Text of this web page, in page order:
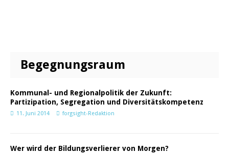
Begegnungsraum
Kommunal- und Regionalpolitik der Zukunft:
Partizipation, Segregation und Diversitätskompetenz
11. Juni 2014 forgsight-Redaktion
Wer wird der Bildungsverlierer von Morgen?